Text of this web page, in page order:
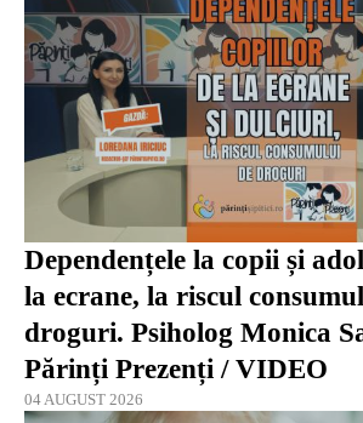
Dependențele la copii și
la ecrane, la riscul
droguri. Psiholog Monica
Părinți Prezenți / VIDEO
04 AUGUST 2026